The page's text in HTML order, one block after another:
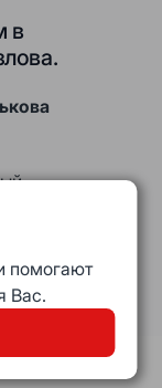
в
АФК
помогают
Вас.